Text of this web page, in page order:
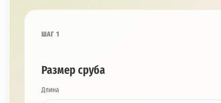
ШАГ 1
Размер сруба
Длина